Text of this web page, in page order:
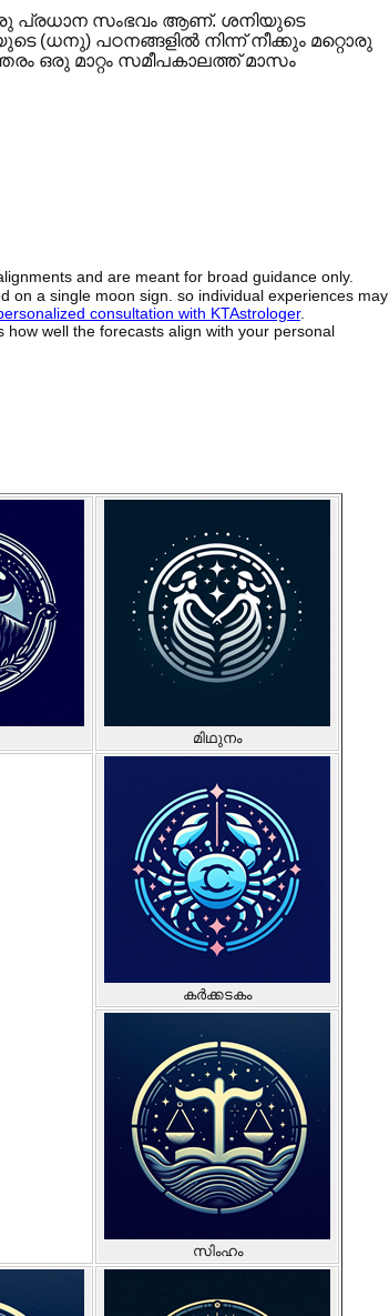
ഒരു പ്രധാന സംഭവം ആണ്. ശനിയുടെ
(ധനു) പഠനങ്ങളിൽ നിന്ന് നീക്കും മറ്റൊരു
ഒരു മാറ്റം സമീപകാലത്ത് മാസം
and are meant for broad guidance only.
on a single moon sign. so individual experiences may
consultation with KTAstrologer.
how well the forecasts align with your personal
മിഥുനം
കർക്കടകം
സിംഹം